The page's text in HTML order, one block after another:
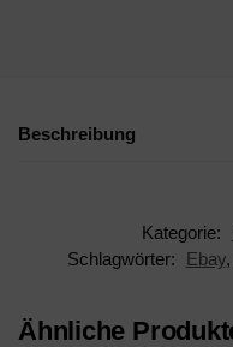
Beschreibung
Kategorie:
Schlagwörter:
Ebay,
Ähnliche